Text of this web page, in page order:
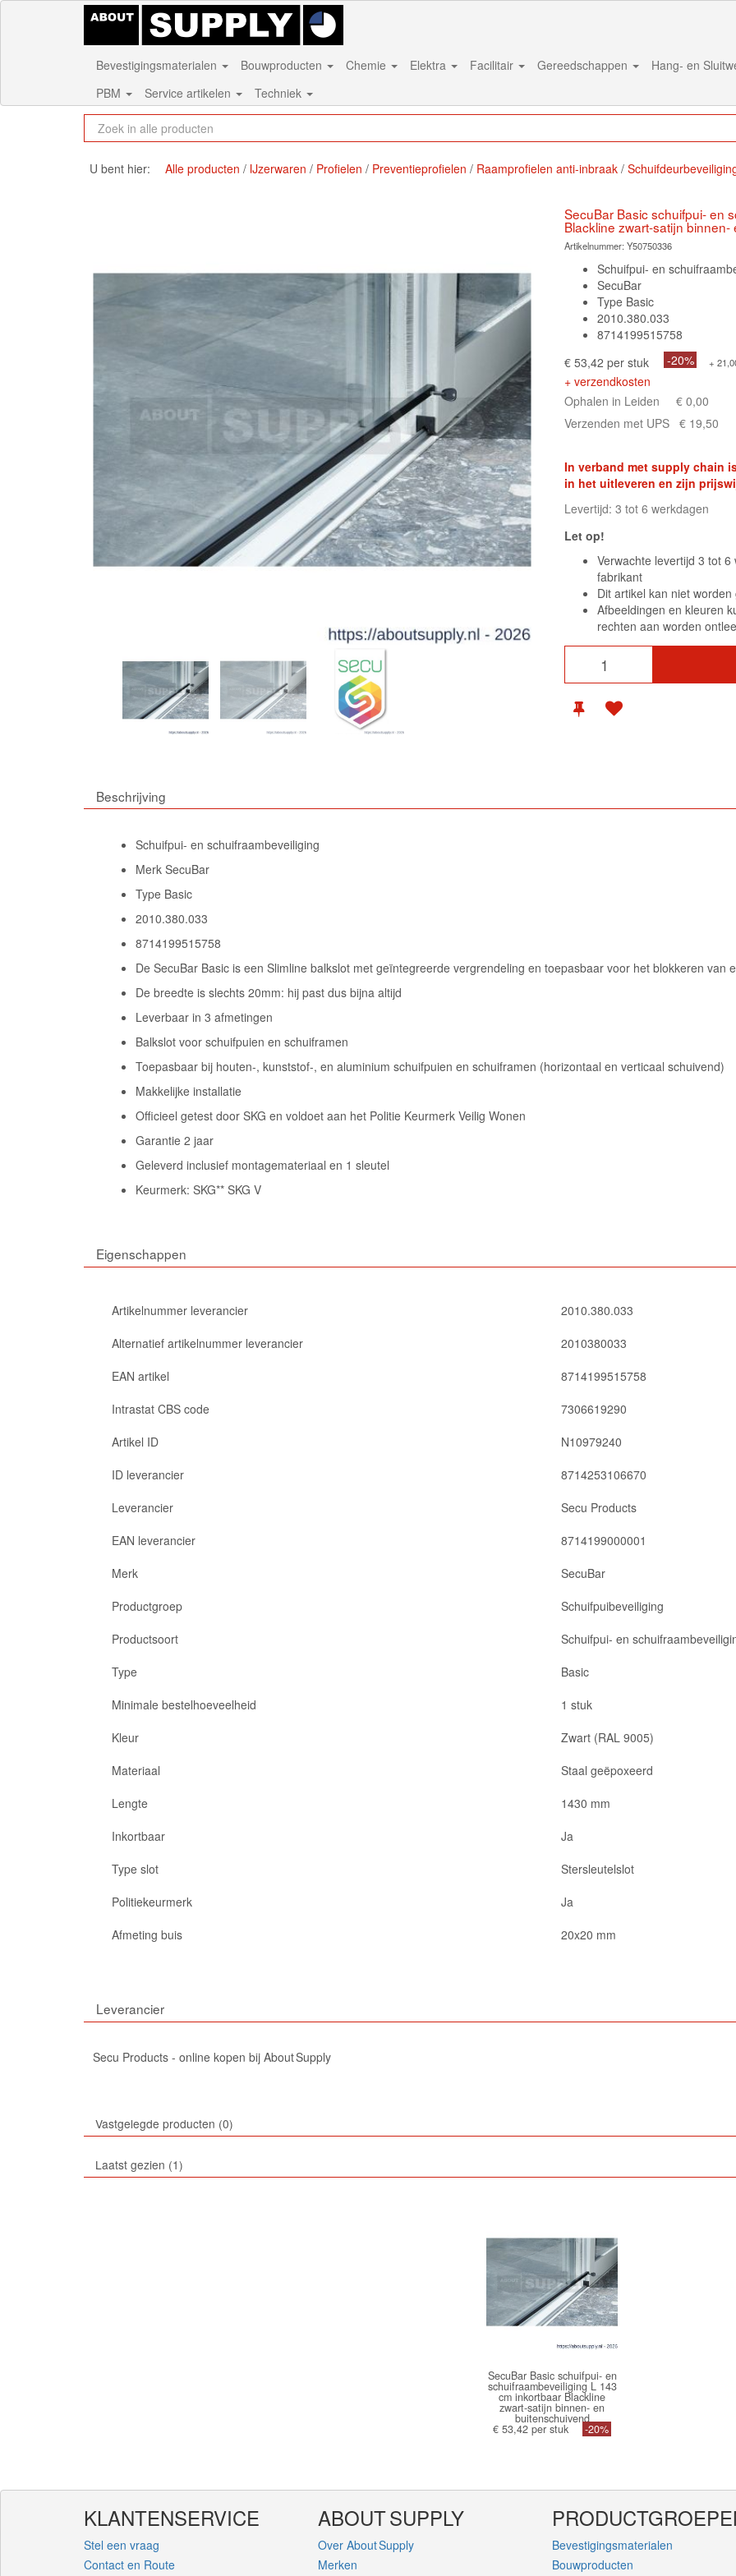
Bevestigingsmaterialen Bouwproducten Chemie Elektra Facilitair Gereedschappen
Hang- en
PBM
Service artikelen Techniek
U bent hier: Alle producten IJzerwaren Profielen Preventieprofielen Raamprofielen anti-inbraak
SecuBar Basic schuifpui- en
Blackline zwart-satijn
Artikelnummer: Y50750336
Schuifpui- en
SecuBar
Type Basic
2010.380.033
8714199515758
€ 53,42 per stuk
-20% +
+ verzendkosten
Ophalen in Leiden
€ 0,00
Verzenden met UPS € 19,50
In verband met supply chain
in het uitleveren en zijn
Levertijd: 3 tot 6 werkdagen
Let op!
Verwachte levertijd 3 tot
fabrikant
Dit artikel kan niet
Afbeeldingen en kleuren
rechten aan worden
Beschrijving
Schuifpui- en schuifraambeveiliging
Merk SecuBar
Type Basic
2010.380.033
8714199515758
De SecuBar Basic is een Slimline balkslot met geïntegreerde vergrendeling en toepasbaar voor het blokkeren van
De breedte is slechts 20mm: hij past dus bijna altijd
Leverbaar in 3 afmetingen
Balkslot voor schuifpuien en schuiframen
Toepasbaar bij houten-, kunststof-, en aluminium schuifpuien en schuiframen (horizontaal en verticaal schuivend)
Makkelijke installatie
Officieel getest door SKG en voldoet aan het Politie Keurmerk Veilig Wonen
Garantie 2 jaar
Geleverd inclusief montagemateriaal en 1 sleutel
Keurmerk: SKG** SKG V
Eigenschappen
Artikelnummer leverancier
2010.380.033
Alternatief artikelnummer leverancier
2010380033
EAN artikel
8714199515758
Intrastat CBS code
7306619290
Artikel ID
N10979240
ID leverancier
8714253106670
Leverancier
Secu Products
EAN leverancier
8714199000001
Merk
SecuBar
Productgroep
Schuifpuibeveiliging
Productsoort
Schuifpui- en
Type
Basic
Minimale bestelhoeveelheid
1 stuk
Kleur
Zwart (RAL 9005)
Materiaal
Staal geëpoxeerd
Lengte
1430 mm
Inkortbaar
Ja
Type slot
Stersleutelslot
Politiekeurmerk
Ja
Afmeting buis
20x20 mm
Leverancier
Secu Products - online kopen bij About Supply
Vastgelegde producten 0
Laatst gezien 1
SecuBar Basic schuifpui- en
schuifraambeveiliging L 143
cm inkortbaar Blackline
zwart-satijn binnen- en
buitenschuivend
2010.380.033
€ 53,42 per stuk -20%
KLANTENSERVICE
Stel een vraag
Contact en Route
ABOUT SUPPLY
Over About Supply
Merken
Bevestigingsmaterialen
Bouwproducten